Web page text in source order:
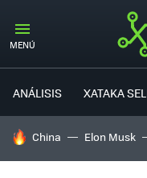
MENÚ
ANÁLISIS XATAKA
HOY SE HABLA DE
China Elon Musk